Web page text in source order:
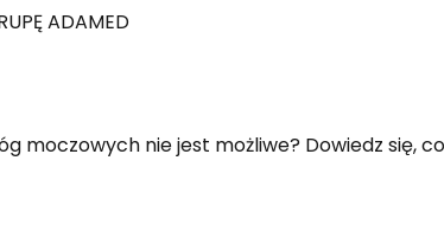
ADAMED
moczowych nie jest możliwe? Dowiedz się, co